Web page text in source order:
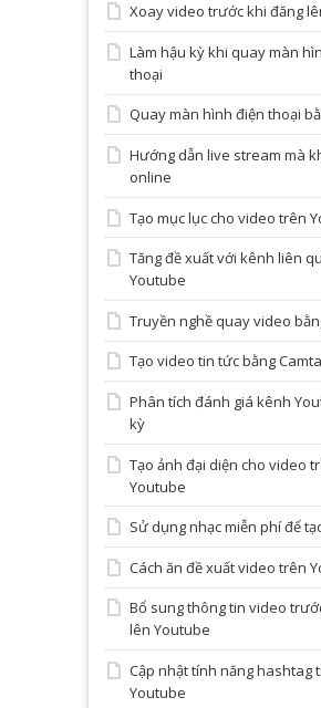
Xoay video trước khi đăng
Làm hậu kỳ khi quay màn
thoại
Quay màn hình điện thoại
Hướng dẫn live stream mà
online
Tạo mục lục cho video trên
Tăng đề xuất với kênh liên
Youtube
Truyền nghề quay video
Tạo video tin tức bằng
Phân tích đánh giá kênh
kỳ
Tạo ảnh đại diện cho video
Youtube
Sử dụng nhạc miễn phí để
Cách ăn đề xuất video trên
Bổ sung thông tin video
lên Youtube
Cập nhật tính năng hashtag
Youtube